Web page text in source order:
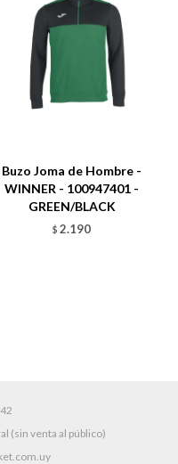
Buzo Joma de Hombre -
WINNER - 100947401 -
GREEN/BLACK
$ 2.190
(sin venta al público)